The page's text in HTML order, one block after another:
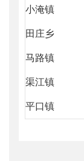
小淹镇
田庄乡
马路镇
渠江镇
平口镇